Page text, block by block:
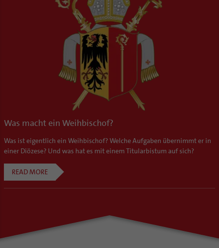
Was macht ein Weihbischof?
Was ist eigentlich ein Weihbischof? Welche Aufgaben übernimmt er in
einer Diözese? Und was hat es mit einem Titularbistum auf sich?
READ MORE